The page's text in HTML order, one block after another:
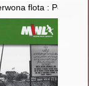
w. : realizacja
flota : Polska